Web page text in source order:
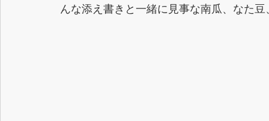
んな添え書きと一緒に見事な南瓜、なた